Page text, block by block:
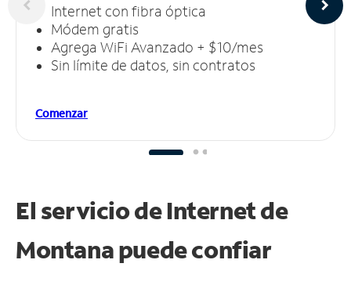
Internet con fibra óptica
Módem gratis
Agrega WiFi Avanzado + $10/mes
Sin límite de datos, sin contratos
Comenzar
El servicio de Internet de
Montana puedeconfiar